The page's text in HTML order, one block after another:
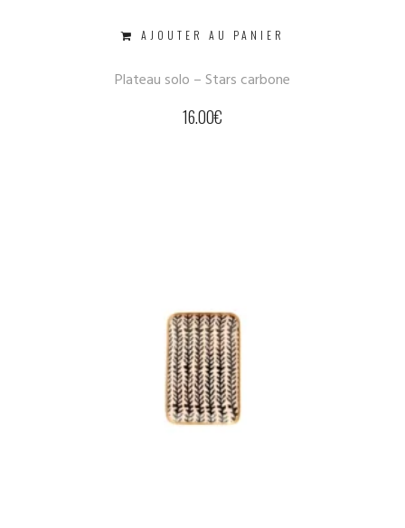
AJOUTER AU PANIER
Plateau solo – Stars carbone
16.00€